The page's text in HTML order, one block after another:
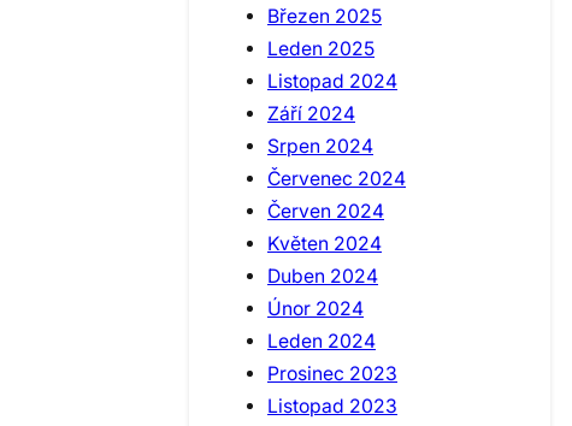
Březen 2025
Leden 2025
Listopad 2024
Září 2024
Srpen 2024
Červenec 2024
Červen 2024
Květen 2024
Duben 2024
Únor 2024
Leden 2024
Prosinec 2023
Listopad 2023